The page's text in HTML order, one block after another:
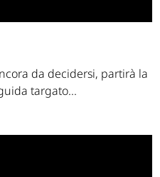
da decidersi, partirà la
targato...